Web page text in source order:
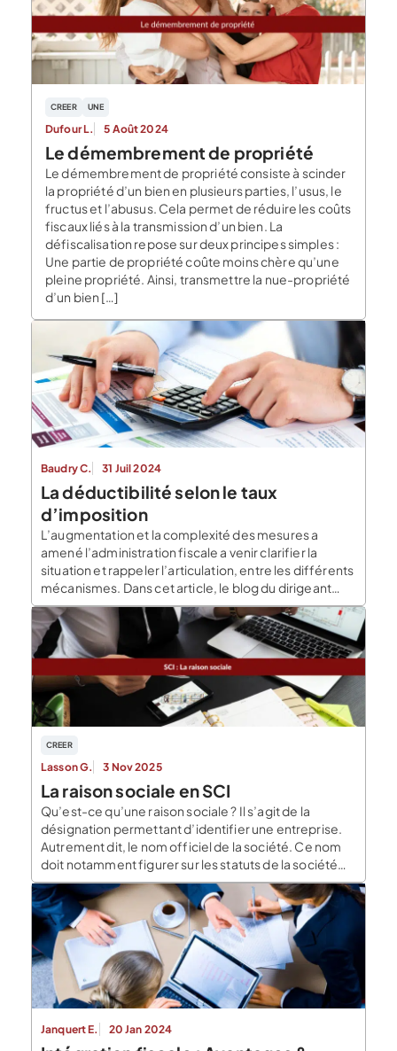
CREER UNE
Dufour L. 5 Août 2024
Le démembrement de propriété
Le démembrement de propriété consiste à scinder
la propriété d’un bien en plusieurs parties, l’usus, le
fructus et l’abusus. Cela permet de réduire les coûts
fiscaux liés à la transmission d’un bien. La
défiscalisation repose sur deux principes simples :
Une partie de propriété coûte moins chère qu’une
pleine propriété. Ainsi, transmettre la nue-propriété
d’un bien […]
Baudry C. 31 Juil 2024
La déductibilité selon le taux
d’imposition
L’augmentation et la complexité des mesures a
amené l’administration fiscale a venir clarifier la
situation et rappeler l’articulation, entre les différents
mécanismes. Dans cet article, le blog du dirigeant
zoome sur le mécanisme de limitation des charges
financières par la déductibilité, en fonction du taux
d’imposition des produits. L’ordre d’application des
dispositifs de limitation des […]
CREER
Lasson G. 3 Nov 2025
La raison sociale en SCI
Qu’est-ce qu’une raison sociale ? Il s’agit de la
désignation permettant d’identifier une entreprise.
Autrement dit, le nom officiel de la société. Ce nom
doit notamment figurer sur les statuts de la société
ainsi que sur de nombreux actes (factures, devis,
documents commerciaux …)La raison sociale est
obligatoire lors de la création d’une entreprise. En
effet, […]
Janquert E. 20 Jan 2024